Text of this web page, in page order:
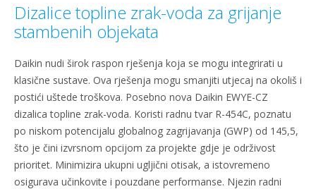
Dizalice topline zrak-voda za grijanje
stambenih objekata
Daikin nudi širok raspon rješenja koja se mogu integrirati u
klasične sustave. Ova rješenja mogu smanjiti utjecaj na okoliš i
postići uštede troškova. Posebno nova Daikin EWYE-CZ
dizalica topline zrak-voda. Koristi radnu tvar R-454C, poznatu
po niskom potencijalu globalnog zagrijavanja (GWP) od 145,5,
što je čini izvrsnom opcijom za projekte gdje je održivost
prioritet. Minimizira ukupni ugljični otisak, a istovremeno
osigurava učinkovite i pouzdane performanse. Njezin radni